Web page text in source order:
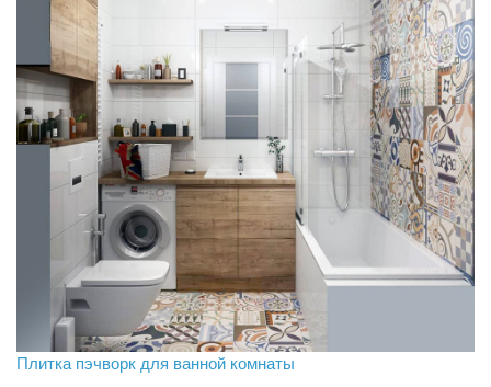
Плитка пэчворк для ванной комнаты